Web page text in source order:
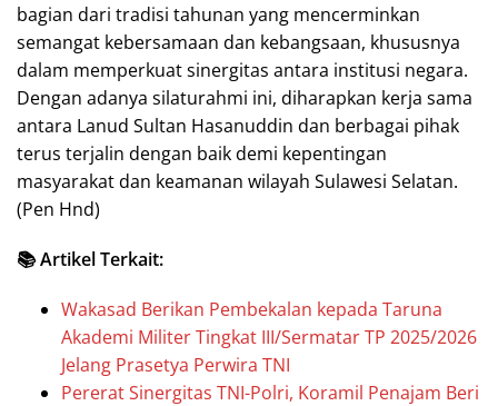
bagian dari tradisi tahunan yang mencerminkan
semangat kebersamaan dan kebangsaan, khususnya
dalam memperkuat sinergitas antara institusi negara.
Dengan adanya silaturahmi ini, diharapkan kerja sama
antara Lanud Sultan Hasanuddin dan berbagai pihak
terus terjalin dengan baik demi kepentingan
masyarakat dan keamanan wilayah Sulawesi Selatan.
(Pen Hnd)
📚 Artikel Terkait:
Wakasad Berikan Pembekalan kepada Taruna
Akademi Militer Tingkat III/Sermatar TP 2025/2026
Jelang Prasetya Perwira TNI
Pererat Sinergitas TNI-Polri, Koramil Penajam Beri